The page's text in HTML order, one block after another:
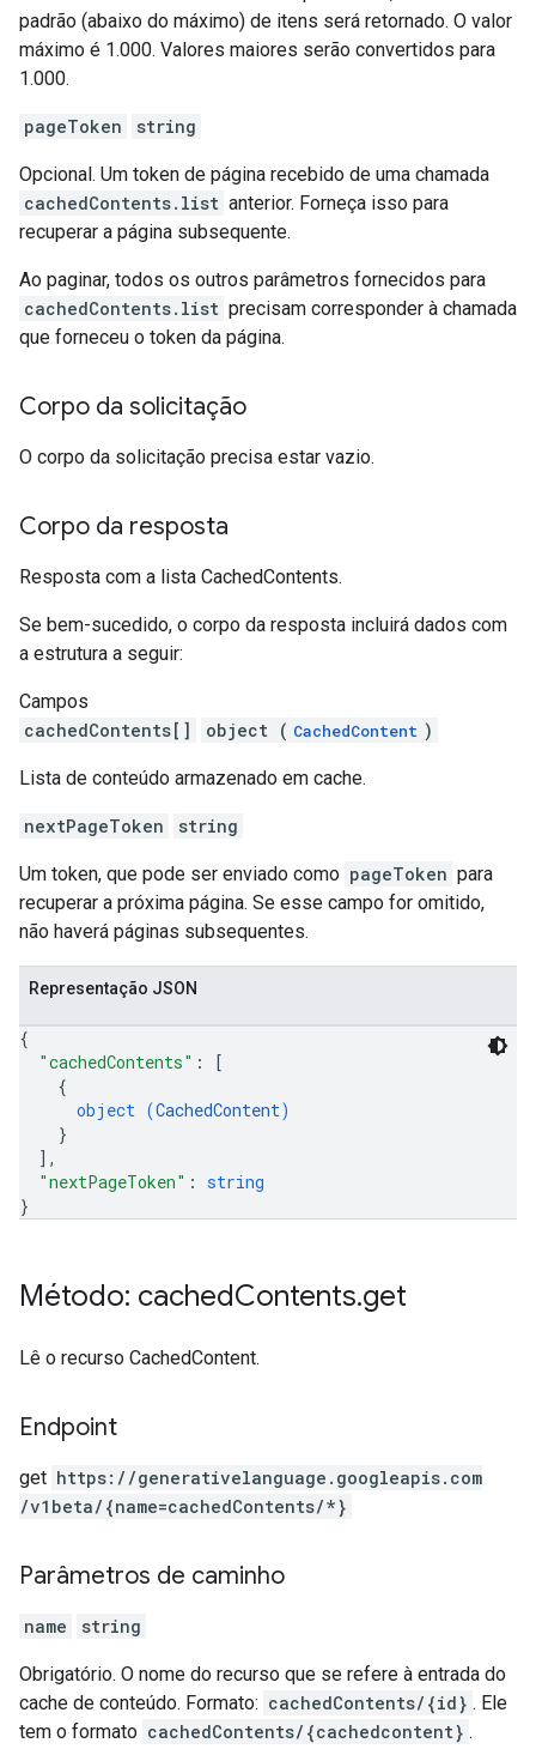
padrão (abaixo do máximo) de itens será retornado. O valor
máximo é 1.000. Valores maiores serão convertidos para
1.000.
pageToken string
Opcional. Um token de página recebido de uma chamada
cachedContents.list anterior. Forneça isso para
recuperar a página subsequente.
Ao paginar, todos os outros parâmetros fornecidos para
cachedContents.list precisam corresponder à chamada
que forneceu o token da página.
Corpo da solicitação
O corpo da solicitação precisa estar vazio.
Corpo da resposta
Resposta com a lista CachedContents.
Se bem-sucedido, o corpo da resposta incluirá dados com
a estrutura a seguir:
Campos
cachedContents[]
object ( CachedContent )
Lista de conteúdo armazenado em cache.
nextPageToken string
Um token, que pode ser enviado como pageToken para
recuperar a próxima página. Se esse campo for omitido,
não haverá páginas subsequentes.
Representação JSON
{
"cachedContents" :
[
{
object (CachedContent)
}
] ,
"nextPageToken" : string
}
Método: cachedContents.get
Lê o recurso CachedContent.
Endpoint
get https: / /generativelanguage.googleapis.com
/v1beta/{name=cachedContents/*}
Parâmetros de caminho
name string
Obrigatório. O nome do recurso que se refere à entrada do
cache de conteúdo. Formato: cachedContents/{id} . Ele
tem o formato cachedContents/{cachedcontent} .